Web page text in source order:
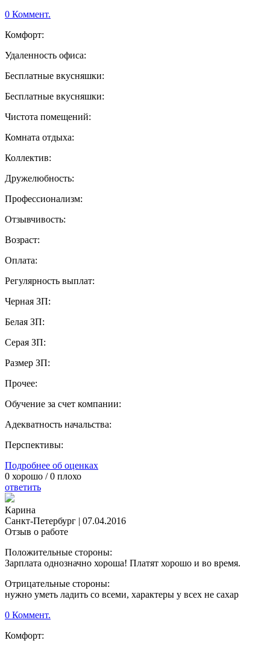
0 Коммент.
Комфорт:
Удаленность офиса:
Бесплатные вкусняшки:
Бесплатные вкусняшки:
Чистота помещений:
Комната отдыха:
Коллектив:
Дружелюбность:
Профессионализм:
Отзывчивость:
Возраст:
Оплата:
Регулярность выплат:
Черная ЗП:
Белая ЗП:
Серая ЗП:
Размер ЗП:
Прочее:
Обучение за счет компании:
Адекватность начальства:
Перспективы:
Подробнее об оценках
0 хорошо /0 плохо
ответить
Карина
Санкт-Петербург | 07.04.2016
Отзыв о работе
Положительные стороны:
Зарплата однозначно хороша! Платят хорошо и во время.
Отрицательные стороны:
нужно уметь ладить со всеми, характеры у всех не сахар
0 Коммент.
Комфорт: